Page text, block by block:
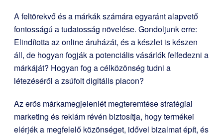
A feltörekvő és a márkák számára egyaránt alapvető
fontosságú a tudatosság növelése. Gondoljunk erre:
Elindította az online áruházát, és a készlet is készen
áll, de hogyan fogják a potenciális vásárlók felfedezni a
márkáját? Hogyan fog a célközönség tudni a
létezéséről a zsúfolt digitális piacon?
Az erős márkamegjelenlét megteremtése stratégiai
marketing és reklám révén biztosítja, hogy termékei
elérjék a megfelelő közönséget, idővel bizalmat épít, és